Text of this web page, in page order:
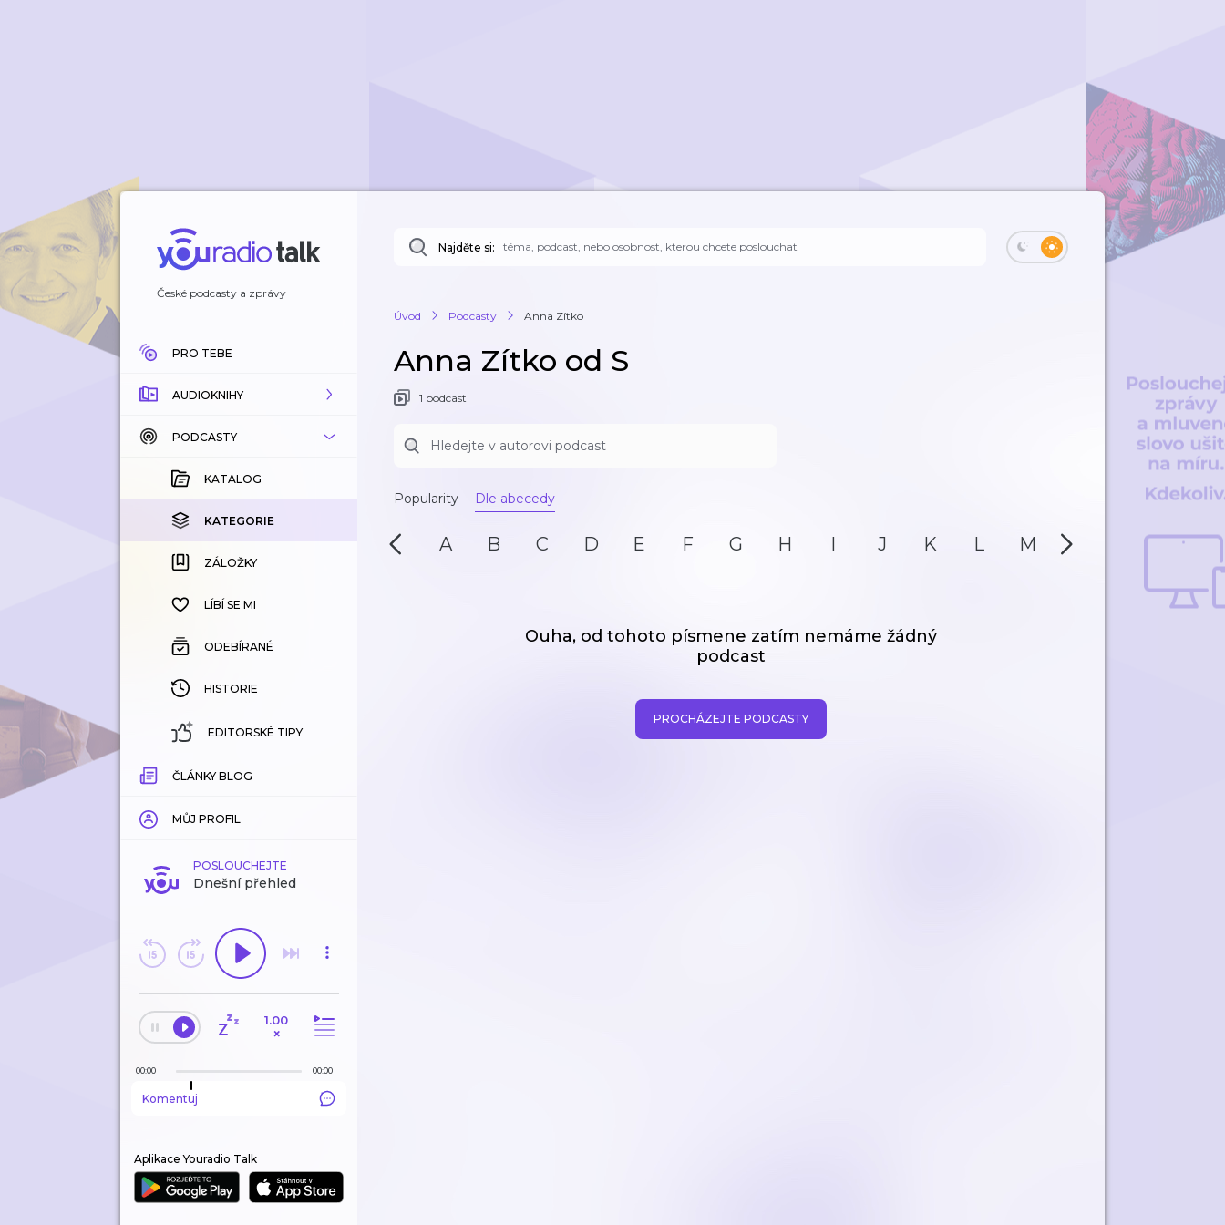
České podcasty a zprávy
PRO TEBE
AUDIOKNIHY
KATALOG
KOUPENÉ
KATEGORIE
ZÁLOŽKY
HISTORIE
PODCASTY
KATALOG
KATEGORIE
ZÁLOŽKY
LÍBÍ SE MI
ODEBÍRANÉ
HISTORIE
EDITORSKÉ TIPY
ČLÁNKY BLOG
MŮJ PROFIL
POSLOUCHEJTE
Dnešní přehled
1.00
×
00:00 00:00
Komentuj
Aplikace Youradio Talk
Najděte si:
Úvod Podcasty Anna Zítko
Anna Zítko od S
1 podcast
Popularity Dle abecedy
A B C D E F G H I J K L M N P
Ouha, od tohoto písmene zatím nemáme žádný
podcast
PROCHÁZEJTE PODCASTY